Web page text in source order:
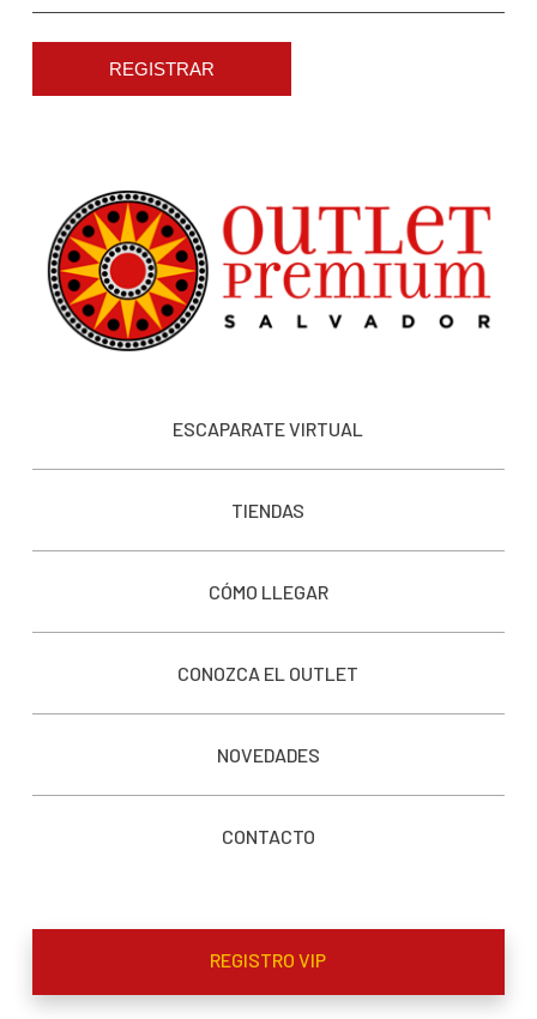
REGISTRAR
ESCAPARATE VIRTUAL
TIENDAS
CÓMO LLEGAR
CONOZCA EL OUTLET
NOVEDADES
CONTACTO
REGISTRO VIP